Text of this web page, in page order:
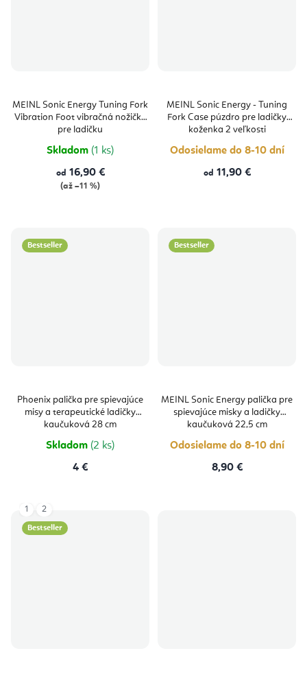
MEINL Sonic Energy Tuning Fork
Vibration Foot vibračná nožička
pre ladičku
Skladom (1 ks)
od 16,90 €
(až –11 %)
MEINL Sonic Energy - Tuning
Fork Case púzdro pre ladičky
koženka 2 veľkosti
Odosielame do 8-10 dní
od 11,90 €
Bestseller
Phoenix palička pre spievajúce
misy a terapeutické ladičky
kaučuková 28 cm
Skladom (2 ks)
4 €
Bestseller
MEINL Sonic Energy palička pre
spievajúce misky a ladičky
kaučuková 22,5 cm
Odosielame do 8-10 dní
8,90 €
Bestseller
1 2